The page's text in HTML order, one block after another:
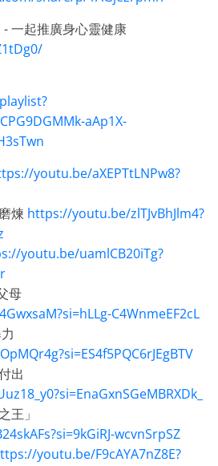
一起推廣身心靈健康
aAp1X-
youtu.be/aXEPTtLNPw8?
煉 https://youtu.be/zlTJvBhJlm4?
youtu.be/uamlCB20iTg?
母
C4WnmeEF2cL
出
王」
wcvnSrpSZ
youtu.be/F9cAYA7nZ8E?